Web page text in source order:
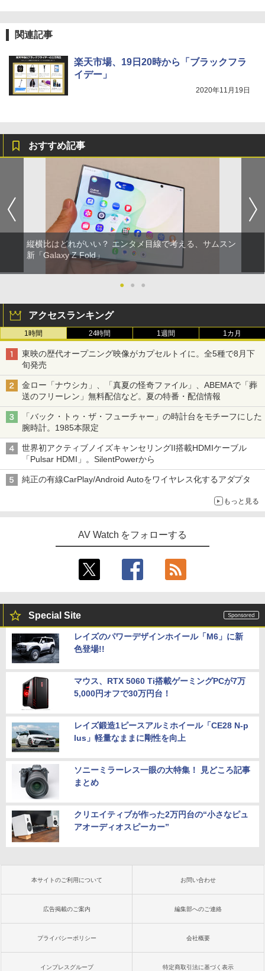
関連記事
楽天市場、19日20時から「ブラックフラ
イデー」
2020年11月19日
おすすめ記事
縦横比はどれがいい？ エンタメ目線で考える、サムスン
新「Galaxy Z Fold」
● ● ●
アクセスランキング
1時間 24時間 1週間 1カ月
東映の歴代オープニング映像がカプセルトイに。全5種で8月下
旬発売
金ロー「ナウシカ」、「真夏の怪奇ファイル」、ABEMAで「葬
送のフリーレン」無料配信など。夏の特番・配信情報
「バック・トゥ・ザ・フューチャー」の時計台をモチーフにした
腕時計。1985本限定
世界初アクティブノイズキャンセリングII搭載HDMIケーブル
「Pulsar HDMI」。SilentPowerから
純正の有線CarPlay/Android Autoをワイヤレス化するアダプタ
もっと見る
AV Watch をフォローする
Special Site
レイズのパワーデザインホイール「M6」に新
色登場!!
マウス、RTX 5060 Ti搭載ゲーミングPCが7万
5,000円オフで30万円台！
レイズ鍛造1ピースアルミホイール「CE28 N-p
lus」軽量なままに剛性を向上
ソニーミラーレス一眼の大特集！ 見どころ記事
まとめ
クリエイティブが作った2万円台の“小さなピュ
アオーディオスピーカー”
本サイトのご利用について お問い合わせ
広告掲載のご案内 編集部へのご連絡
プライバシーポリシー 会社概要
インプレスグループ 特定商取引法に基づく表示